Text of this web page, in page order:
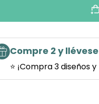
Compre 2 y
⭐ ¡Compra 3 diseños